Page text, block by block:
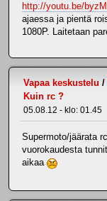
http://youtu.be/
ajaessa ja pientä
1080P. Laitetaan
Vapaa keskustelu /
Kuin rc ?
05.08.12 - klo: 01.45
Supermoto/jäärata
vuorokaudesta
aikaa